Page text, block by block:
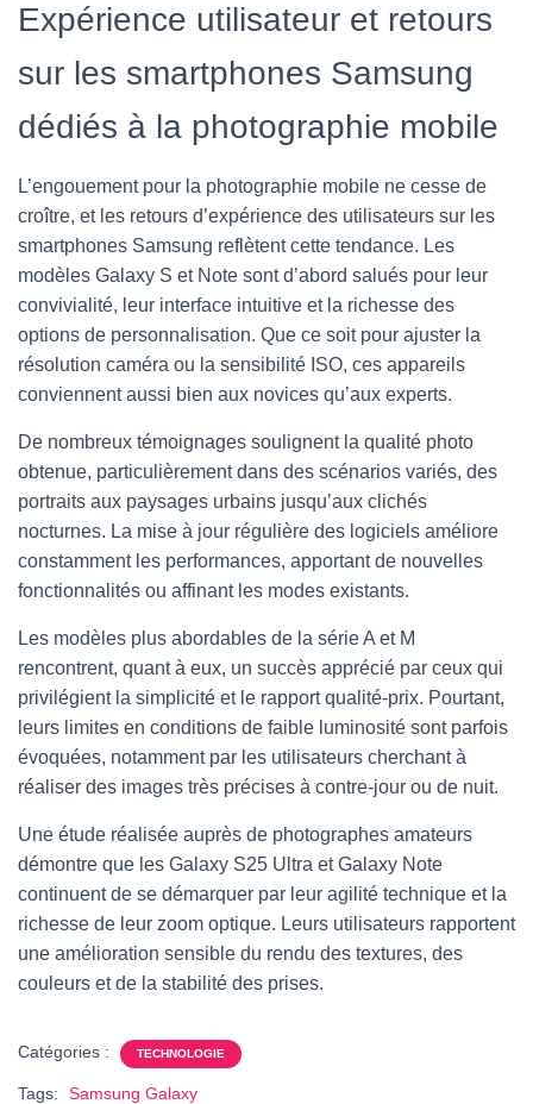
Expérience utilisateur et retours
sur les smartphones Samsung
dédiés à la photographie mobile
L’engouement pour la photographie mobile ne cesse de
croître, et les retours d’expérience des utilisateurs sur les
smartphones Samsung reflètent cette tendance. Les
modèles Galaxy S et Note sont d’abord salués pour leur
convivialité, leur interface intuitive et la richesse des
options de personnalisation. Que ce soit pour ajuster la
résolution caméra ou la sensibilité ISO, ces appareils
conviennent aussi bien aux novices qu’aux experts.
De nombreux témoignages soulignent la qualité photo
obtenue, particulièrement dans des scénarios variés, des
portraits aux paysages urbains jusqu’aux clichés
nocturnes. La mise à jour régulière des logiciels améliore
constamment les performances, apportant de nouvelles
fonctionnalités ou affinant les modes existants.
Les modèles plus abordables de la série A et M
rencontrent, quant à eux, un succès apprécié par ceux qui
privilégient la simplicité et le rapport qualité-prix. Pourtant,
leurs limites en conditions de faible luminosité sont parfois
évoquées, notamment par les utilisateurs cherchant à
réaliser des images très précises à contre-jour ou de nuit.
Une étude réalisée auprès de photographes amateurs
démontre que les Galaxy S25 Ultra et Galaxy Note
continuent de se démarquer par leur agilité technique et la
richesse de leur zoom optique. Leurs utilisateurs rapportent
une amélioration sensible du rendu des textures, des
couleurs et de la stabilité des prises.
Catégories : TECHNOLOGIE
Tags: Samsung Galaxy